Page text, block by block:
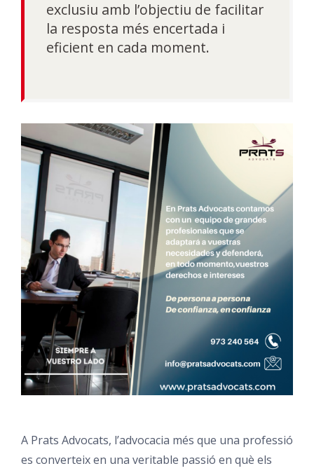
exclusiu amb l’objectiu de facilitar
la resposta més encertada i
eficient en cada moment.
A Prats Advocats, l’advocacia més que una professió
es converteix en una veritable passió en què els